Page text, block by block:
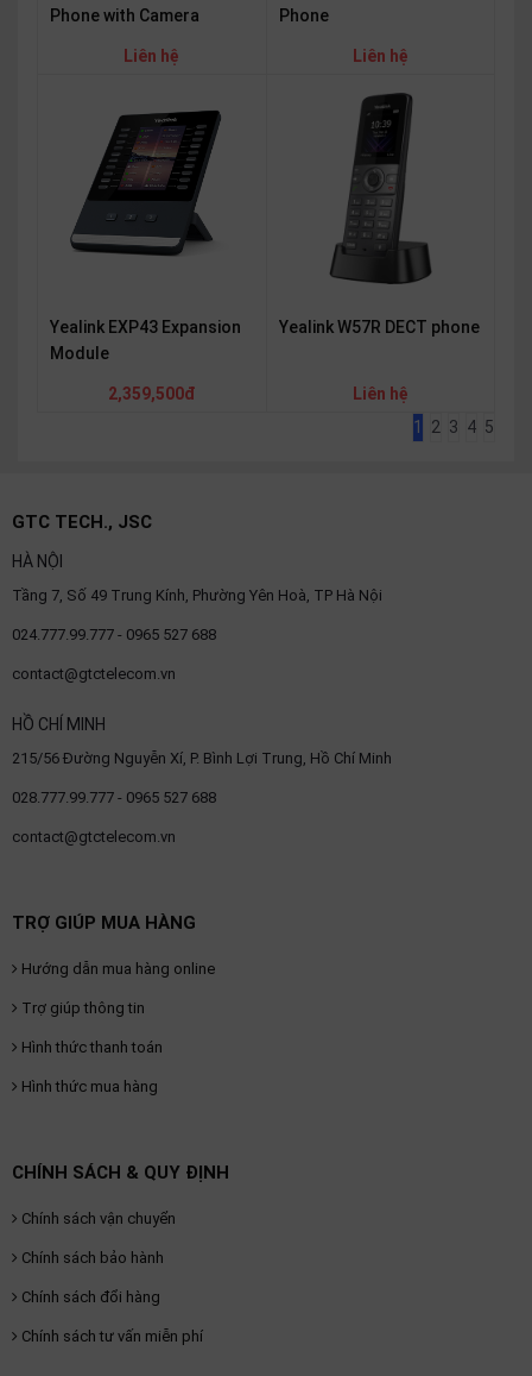
Phone with Camera
Liên hệ
Phone
Liên hệ
Yealink EXP43 Expansion
Module
2,359,500đ
Yealink W57R DECT phone
Liên hệ
1
2 3 4 5
GTC TECH., JSC
HÀ NỘI
Tầng 7, Số 49 Trung Kính, Phường Yên Hoà, TP Hà Nội
024.777.99.777 - 0965 527 688
contact@gtctelecom.vn
HỒ CHÍ MINH
215/56 Đường Nguyễn Xí, P. Bình Lợi Trung, Hồ Chí Minh
028.777.99.777 - 0965 527 688
contact@gtctelecom.vn
TRỢ GIÚP MUA HÀNG
Hướng dẫn mua hàng online
Trợ giúp thông tin
Hình thức thanh toán
Hình thức mua hàng
CHÍNH SÁCH & QUY ĐỊNH
Chính sách vận chuyển
Chính sách bảo hành
Chính sách đổi hàng
Chính sách tư vấn miễn phí